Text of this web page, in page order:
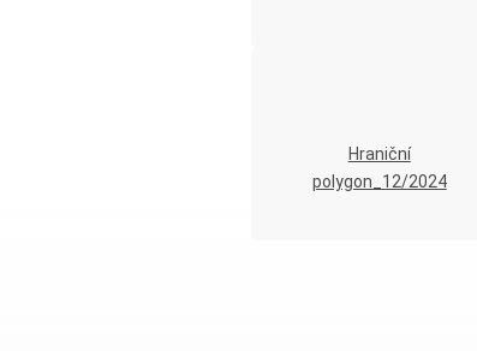
Hraniční
polygon_12/2024